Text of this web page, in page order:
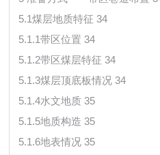
5.1煤层地质特征 34
5.1.1带区位置 34
5.1.2带区煤层特征 34
5.1.3煤层顶底板情况 34
5.1.4水文地质 35
5.1.5地质构造 35
5.1.6地表情况 35